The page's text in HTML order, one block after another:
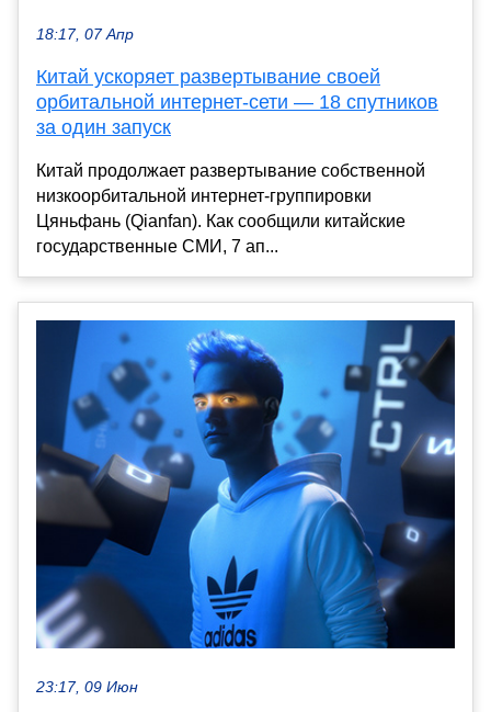
18:17, 07 Апр
Китай ускоряет развертывание своей
орбитальной интернет-сети — 18 спутников
за один запуск
Китай продолжает развертывание собственной
низкоорбитальной интернет-группировки
Цяньфань (Qianfan). Как сообщили китайские
государственные СМИ, 7 ап...
23:17, 09 Июн